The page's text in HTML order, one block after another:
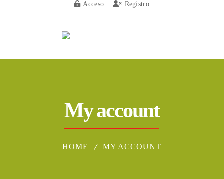
Acceso Registro
My account
HOME MY ACCOUNT